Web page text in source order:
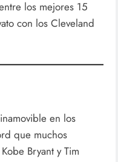
los mejores 15
con los Cleveland
en los
que muchos
Bryant y Tim